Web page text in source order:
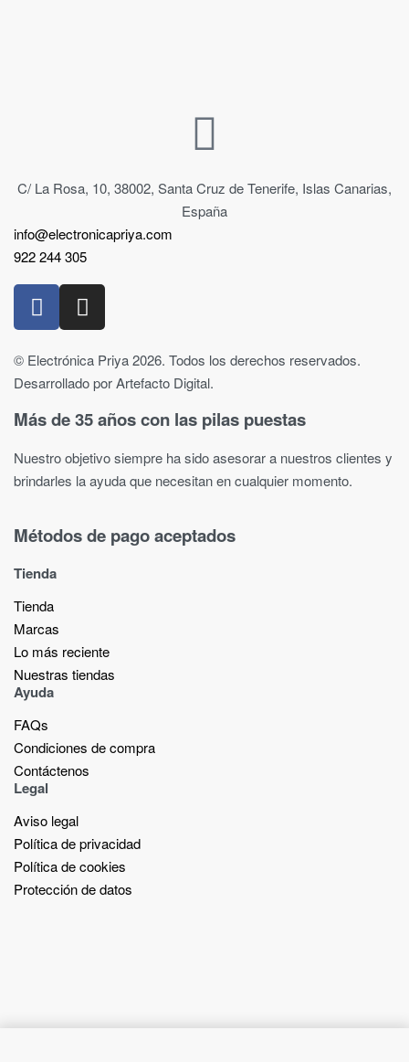
C/ La Rosa, 10, 38002, Santa Cruz de Tenerife, Islas Canarias,
España
info@electronicapriya.com
922 244 305
© Electrónica Priya 2026. Todos los derechos reservados.
Desarrollado por Artefacto Digital.
Más de 35 años con las pilas puestas
Nuestro objetivo siempre ha sido asesorar a nuestros clientes y
brindarles la ayuda que necesitan en cualquier momento.
Métodos de pago aceptados
Tienda
Tienda
Marcas
Lo más reciente​
Nuestras tiendas​
Ayuda
FAQs
Condiciones de compra
Contáctenos
Legal
Aviso legal
Política de privacidad
Política de cookies
Protección de datos